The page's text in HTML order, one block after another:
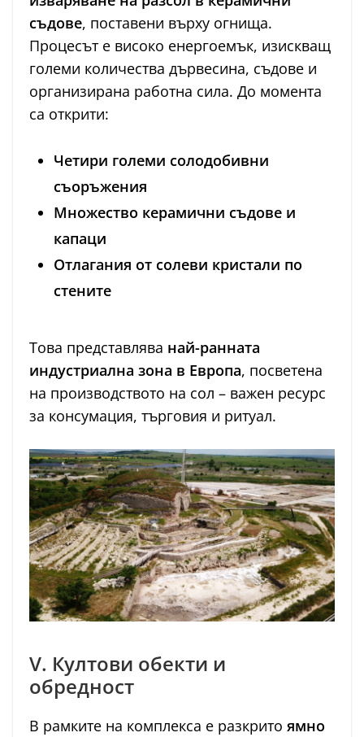
съдове, поставени върху огнища.
Процесът е високо енергоемък, изискващ
големи количества дървесина, съдове и
организирана работна сила. До момента
са открити:
Четири големи солодобивни
съоръжения
Множество керамични съдове и
капаци
Отлагания от солеви кристали по
стените
Това представлява най-ранната
индустриална зона в Европа, посветена
на производството на сол – важен ресурс
за консумация, търговия и ритуал.
V. Култови обекти и
обредност
В рамките на комплекса е разкрито ямно